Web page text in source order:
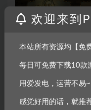
点击召唤新世界！体
欢迎来到
本站所有资源均【免
每日可免费下载10款
用爱发电，运营不易~
感觉好用的话，就推